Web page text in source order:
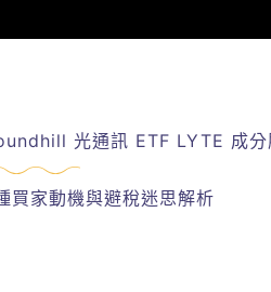
光通訊 ETF LYTE 成分
買家動機與避稅迷思解析